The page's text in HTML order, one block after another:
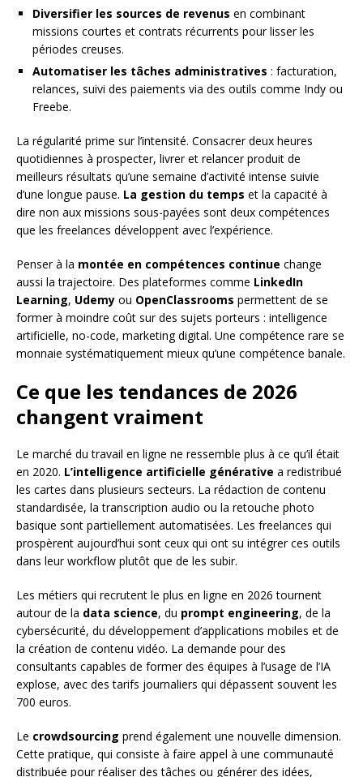
Diversifier les sources de revenus en combinant
missions courtes et contrats récurrents pour lisser les
périodes creuses.
Automatiser les tâches administratives : facturation,
relances, suivi des paiements via des outils comme Indy ou
Freebe.
La régularité prime sur l’intensité. Consacrer deux heures
quotidiennes à prospecter, livrer et relancer produit de
meilleurs résultats qu’une semaine d’activité intense suivie
d’une longue pause. La gestion du temps et la capacité à
dire non aux missions sous-payées sont deux compétences
que les freelances développent avec l’expérience.
Penser à la montée en compétences continue change
aussi la trajectoire. Des plateformes comme LinkedIn
Learning, Udemy ou OpenClassrooms permettent de se
former à moindre coût sur des sujets porteurs : intelligence
artificielle, no-code, marketing digital. Une compétence rare se
monnaie systématiquement mieux qu’une compétence banale.
Ce que les tendances de 2026
changent vraiment
Le marché du travail en ligne ne ressemble plus à ce qu’il était
en 2020. L’intelligence artificielle générative a redistribué
les cartes dans plusieurs secteurs. La rédaction de contenu
standardisée, la transcription audio ou la retouche photo
basique sont partiellement automatisées. Les freelances qui
prospèrent aujourd’hui sont ceux qui ont su intégrer ces outils
dans leur workflow plutôt que de les subir.
Les métiers qui recrutent le plus en ligne en 2026 tournent
autour de la data science, du prompt engineering, de la
cybersécurité, du développement d’applications mobiles et de
la création de contenu vidéo. La demande pour des
consultants capables de former des équipes à l’usage de l’IA
explose, avec des tarifs journaliers qui dépassent souvent les
700 euros.
Le crowdsourcing prend également une nouvelle dimension.
Cette pratique, qui consiste à faire appel à une communauté
distribuée pour réaliser des tâches ou générer des idées,